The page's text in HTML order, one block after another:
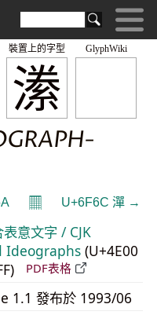
GlyphWiki
潫
裝置上的字型
𝄜 U+6F6C 潬 →
表意文字 / CJK
Ideographs (U+4E00
PDF表格
1.1 發布於 1993/06